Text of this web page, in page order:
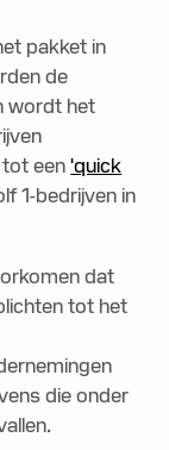
pakket in
de
wordt het
tot een'quick
1-bedrijven in
dat
tot het
die onder